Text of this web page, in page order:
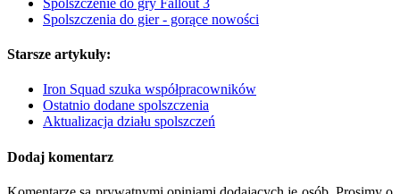
Spolszczenia do gier - gorące nowości
Starsze artykuły:
Iron Squad szuka współpracowników
Ostatnio dodane spolszczenia
Aktualizacja działu spolszczeń
Dodaj komentarz